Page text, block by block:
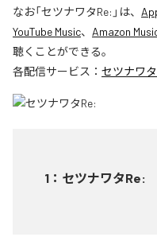
なお「セツナワタRe: 」は、
YouTube Music、 Amazon
聴くことができる。
各配信サービス： セツナワ
1 ： セツナワタRe: